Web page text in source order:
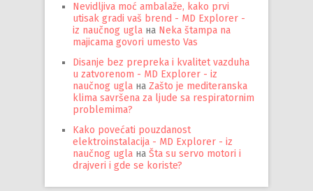
Nevidljiva moć ambalaže, kako prvi
utisak gradi vaš brend - MD Explorer -
iz naučnog ugla на Neka štampa na
majicama govori umesto Vas
Disanje bez prepreka i kvalitet vazduha
u zatvorenom - MD Explorer - iz
naučnog ugla на Zašto je mediteranska
klima savršena za ljude sa respiratornim
problemima?
Kako povećati pouzdanost
elektroinstalacija - MD Explorer - iz
naučnog ugla на Šta su servo motori i
drajveri i gde se koriste?